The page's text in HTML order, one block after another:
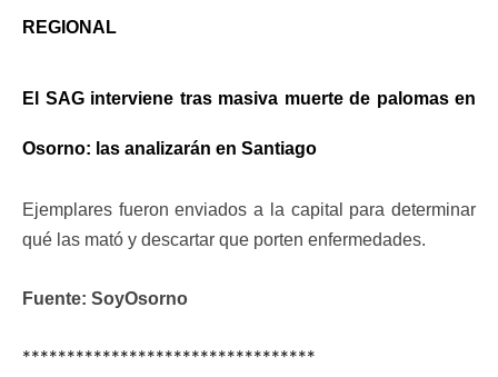
REGIONAL
El SAG interviene tras masiva muerte de palomas en
Osorno: las analizarán en Santiago
Ejemplares fueron enviados a la capital para determinar
qué las mató y descartar que porten enfermedades.
Fuente: SoyOsorno
*********************************